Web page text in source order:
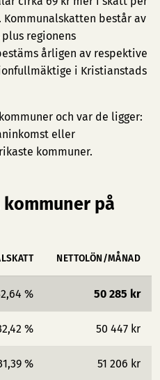
består av
regionens
årligen av respektive
i Kristianstads
och var de ligger:
eller
kommuner.
på
NETTOLÖN/MÅNAD
% 50 285 kr
% 50 447 kr
% 51 206 kr